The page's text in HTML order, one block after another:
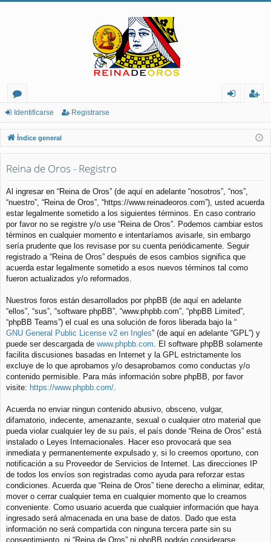
or
os
nt
ifi
rs
e
ist
ra
Identificarse Registrarse
Índice general
Reina de Oros - Registro
Al ingresar en “Reina de Oros” (de aquí en adelante “nosotros”, “nos”,
“nuestro”, “Reina de Oros”, “https://www.reinadeoros.com”), usted acuerda
estar legalmente sometido a los siguientes términos. En caso contrario
por favor no se registre y/o use “Reina de Oros”. Podemos cambiar estos
términos en cualquier momento e intentaríamos avisarle, sin embargo
sería prudente que los revisase por su cuenta periódicamente. Seguir
registrado a “Reina de Oros” después de esos cambios significa que
acuerda estar legalmente sometido a esos nuevos términos tal como
fueron actualizados y/o reformados.
Nuestros foros están desarrollados por phpBB (de aquí en adelante
“ellos”, “sus”, “software phpBB”, “www.phpbb.com”, “phpBB Limited”,
“phpBB Teams”) el cual es una solución de foros liberada bajo la “
GNU General Public License v2 en Ingles” (de aquí en adelante “GPL”) y
puede ser descargada de www.phpbb.com . El software phpBB solamente
facilita discusiones basadas en Internet y la GPL estrictamente los
excluye de lo que aprobamos y/o desaprobamos como conductas y/o
contenido permisible. Para más información sobre phpBB, por favor
visite: https://www.phpbb.com/
Acuerda no enviar ningun contenido abusivo, obsceno, vulgar,
difamatorio, indecente, amenazante, sexual o cualquier otro material que
pueda violar cualquier ley de su país, el país donde “Reina de Oros” está
instalado o Leyes Internacionales. Hacer eso provocará que sea
inmediata y permanentemente expulsado y, si lo creemos oportuno, con
notificación a su Proveedor de Servicios de Internet. Las direcciones IP
de todos los envíos son registradas como ayuda para reforzar estas
condiciones. Acuerda que “Reina de Oros” tiene derecho a eliminar, editar,
mover o cerrar cualquier tema en cualquier momento que lo creamos
conveniente. Como usuario acuerda que cualquier información que haya
ingresado será almacenada en una base de datos. Dado que esta
información no será compartida con ninguna tercera parte sin su
consentimiento, ni “Reina de Oros” ni phpBB podrán considerarse